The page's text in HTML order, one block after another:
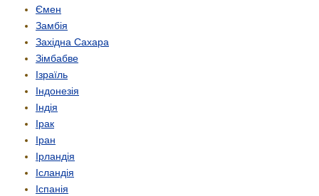
Ємен
Замбія
Західна Сахара
Зімбабве
Ізраїль
Індонезія
Індія
Ірак
Іран
Ірландія
Ісландія
Іспанія